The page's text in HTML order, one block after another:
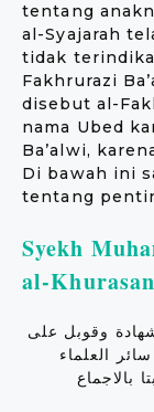
tentang
al-Syajarah
tidak
Fakhrurazi
disebut al-
nama Ubed
Ba’alwi,
Di bawah ini
tentang
Syekh
al-
وقوبل على
العلماء
بالاجماع